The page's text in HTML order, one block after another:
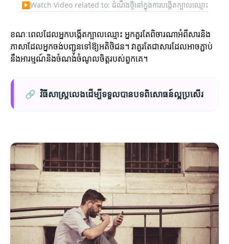
▶Watch Video related to: ដំណឹងថ្មីនៅក្នុងការបង្កើតក្បាលឈ្មោះ
ខណៈពេលដែលអ្នកបង្កើតក្បាលឈ្មោះ អ្នកគួរតែពិចារណាអំពីសារនិង
ភាសាដែលអ្នកចង់បញ្ជូនទៅឱ្យអតិថិជន។ វាគួរតែជាសារដែលអាចភ្ជាប់
នឹងអារម្មណ៍និងចំណង់ចំណូលចិត្ដរបស់ពួកគេ។
🔗 វិធីសាស្រ្តលេងដើម្បីទទួលបានបទពិសោធន៍ល្អប្រសើរ